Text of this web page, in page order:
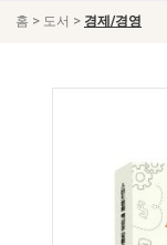
홈 > 도서 > 경제/경영